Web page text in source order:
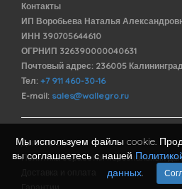
Контакты
ИП Воробьева Наталья
ИНН 390705644610
ОГРНИП 326390000040631
Почтовый адрес: 236005
Тел: +7 911 460-30-16
E-mail: sales@wallegro.ru
Договор оферты
Политика обработки персональных
Мы используем файлы cookie.
вы соглашаетесь с нашей
данных